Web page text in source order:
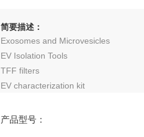
简要描述：
Exosomes and Microvesicles
EV Isolation Tools
TFF filters
EV characterization kit
Antibodies
产品型号：